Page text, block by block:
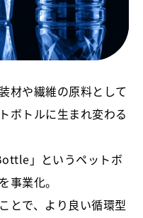
材や繊維の原料として
ボトルに生まれ変わる
」というペットボ
事業化。
とで、より良い循環型